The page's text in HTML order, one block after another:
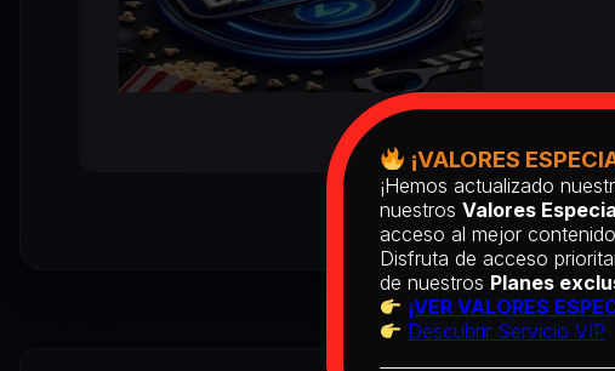
¡VALORES
¡Hemos actualizado
nuestros Valores
acceso al mejor
Disfruta de acceso
de nuestros Planes
¡VER VALORES
Descubrir Servicio VIP